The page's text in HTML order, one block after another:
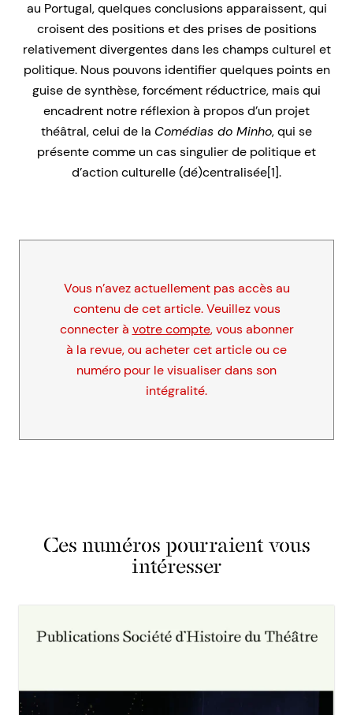
au Portugal, quelques conclusions apparaissent, qui
croisent des positions et des prises de positions
relativement divergentes dans les champs culturel et
politique. Nous pouvons identifier quelques points en
guise de synthèse, forcément réductrice, mais qui
encadrent notre réflexion à propos d’un projet
théâtral, celui de la Comédias do Minho, qui se
présente comme un cas singulier de politique et
d’action culturelle (dé)centralisée[1].
Vous n’avez actuellement pas accès au
contenu de cet article. Veuillez vous
connecter à votre compte, vous abonner
à la revue, ou acheter cet article ou ce
numéro pour le visualiser dans son
intégralité.
Ces numéros pourraient vous
intéresser